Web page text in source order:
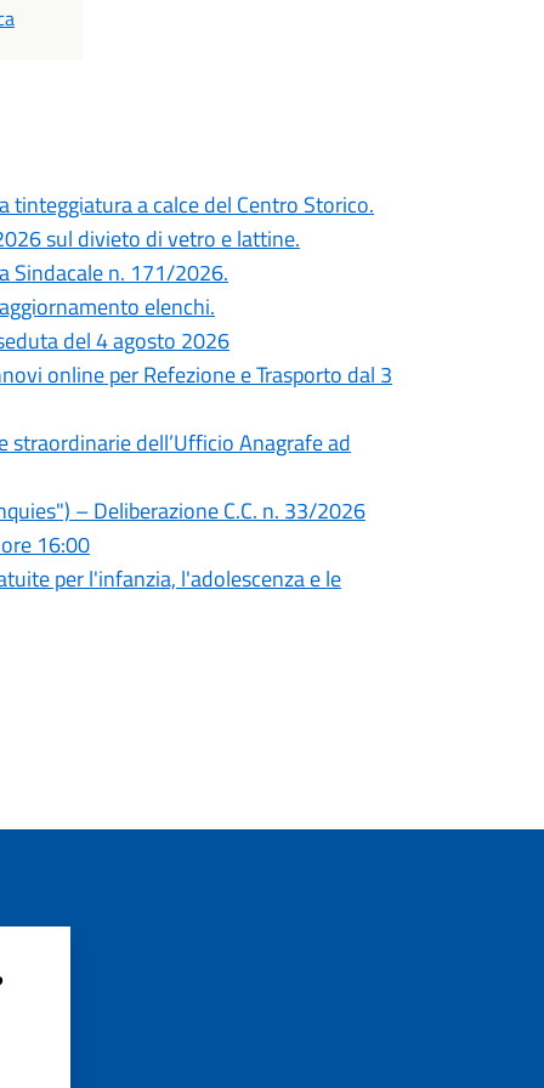
a calce del Centro Storico.
sul divieto di vetro e lattine.
Sindacale n. 171/2026.
elenchi.
del 4 agosto 2026
online per Refezione e Trasporto dal 3
straordinarie dell’Ufficio Anagrafe ad
– Deliberazione C.C. n. 33/2026
16:00
per l'infanzia, l'adolescenza e le